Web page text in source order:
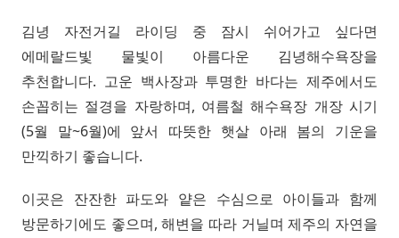
김녕 자전거길 라이딩 중 잠시 쉬어가고 싶다면
에메랄드빛 물빛이 아름다운 김녕해수욕장을
추천합니다. 고운 백사장과 투명한 바다는 제주에서도
손꼽히는 절경을 자랑하며, 여름철 해수욕장 개장 시기
(5월 말~6월)에 앞서 따뜻한 햇살 아래 봄의 기운을
만끽하기 좋습니다.
이곳은 잔잔한 파도와 얕은 수심으로 아이들과 함께
방문하기에도 좋으며, 해변을 따라 거닐며 제주의 자연을